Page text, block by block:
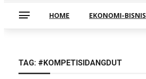
HOME EKONOMI-BISNIS
TAG: #KOMPETISIDANGDUT